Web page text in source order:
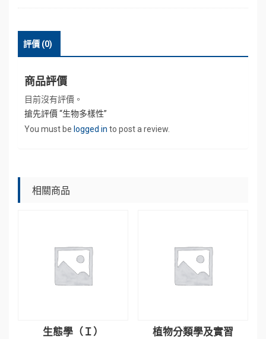
性
評價 (0)
商品評價
目前沒有評價。
搶先評價 “生物多樣性”
You must be logged in to post a review.
相關商品
生態學（Ｉ） 植物分類學及實習